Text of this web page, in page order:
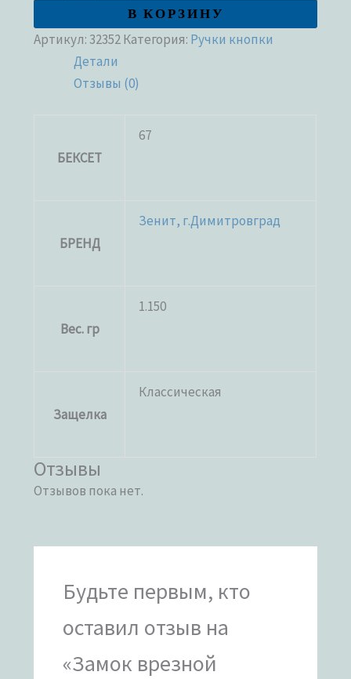
В КОРЗИНУ
Артикул:32352Категория: Ручки кнопки
Детали
Отзывы (0)
БЕКСЕТ
67
БРЕНД
Зенит, г.Димитровград
Вес. гр
1.150
Защелка
Классическая
Отзывы
Отзывов пока нет.
Будьте первым, кто
оставил отзыв на
«Замок врезной